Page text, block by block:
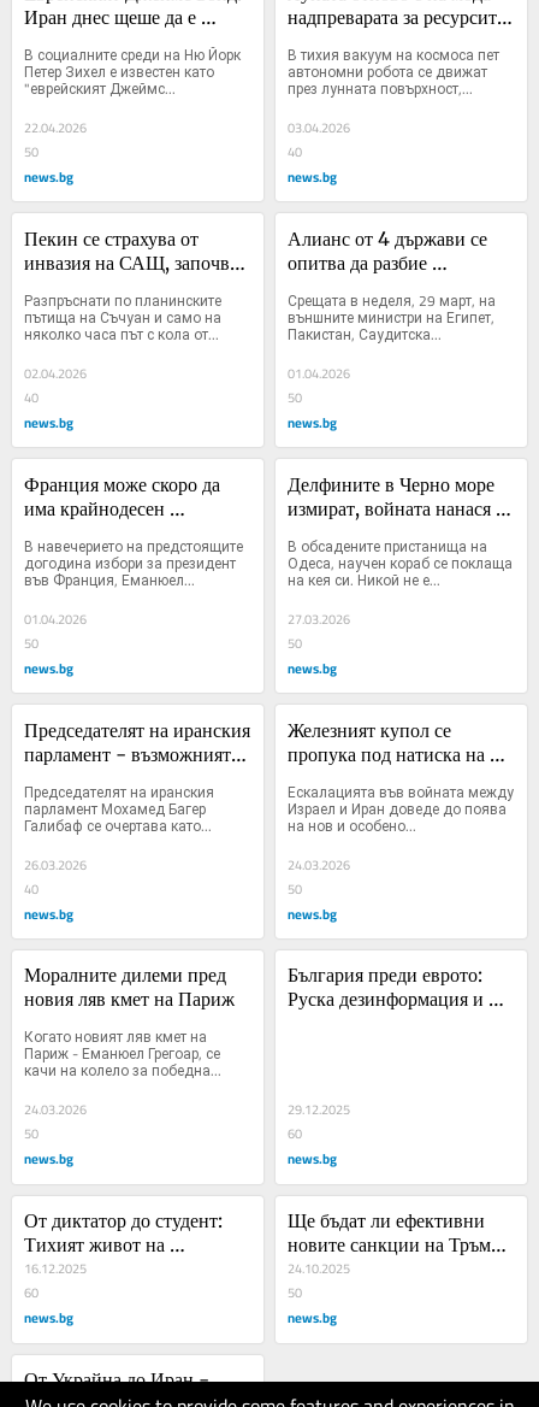
Иран днес щеше да е
бяхме намесили
В социалните среди на Ню Йорк
Петер Зихел е известен като
"еврейският Джеймс...
22.04.2026
50
news.bg
надпреварата за ресурсите
В тихия вакуум на космоса пет
автономни робота се движат
през лунната повърхност,...
03.04.2026
40
news.bg
Пекин се страхува от
инвазия на САЩ, започва
отбраната"
Разпръснати по планинските
пътища на Съчуан и само на
няколко часа път с кола от...
02.04.2026
40
news.bg
Алианс от 4 държави се
опитва да разбие
и Техеран
Срещата в неделя, 29 март, на
външните министри на Египет,
Пакистан, Саудитска...
01.04.2026
50
news.bg
Франция може скоро да
има крайнодесен
Макрон вече се опитват да
ограничат властта му
В навечерието на предстоящите
догодина избори за президент
във Франция, Еманюел...
01.04.2026
50
news.bg
Делфините в Черно море
измират, войната нанася
удар"
В обсадените пристанища на
Одеса, научен кораб се поклаща
на кея си. Никой не е...
27.03.2026
50
news.bg
Председателят на иранския
парламент - възможният
Щатите
Председателят на иранския
парламент Мохамед Багер
Галибаф се очертава като...
26.03.2026
40
news.bg
Железният купол се
пропука под натиска на
Ескалацията във войната между
Израел и Иран доведе до поява
на нов и особено...
24.03.2026
50
news.bg
Моралните дилеми пред
новия ляв кмет на Париж
Когато новият ляв кмет на
Париж - Еманюел Грегоар, се
качи на колело за победна...
24.03.2026
50
news.bg
България преди еврото:
Руска дезинформация и
29.12.2025
60
news.bg
От диктатор до студент:
Тихият живот на
диктатора Башар Асад в
изгнание
16.12.2025
60
news.bg
Ще бъдат ли ефективни
новите санкции на Тръмп
срещу руския петрол
24.10.2025
50
news.bg
От Украйна до Иран -